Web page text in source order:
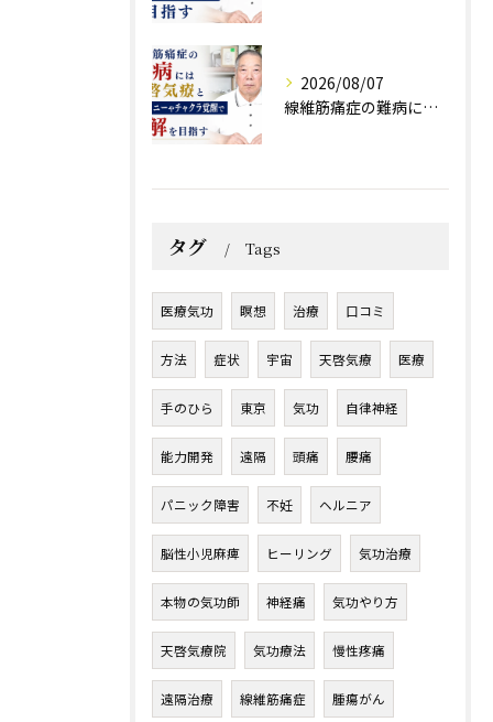
2026/08/07
線維筋痛症の難病には天啓気療とクンダリニーやチャクラ覚醒で寛解を目指す
タグ Tags
医療気功 瞑想 治療 口コミ
方法 症状 宇宙 天啓気療 医療
手のひら 東京 気功 自律神経
能力開発 遠隔 頭痛 腰痛
パニック障害 不妊 ヘルニア
脳性小児麻痺 ヒーリング 気功治療
本物の気功師 神経痛 気功やり方
天啓気療院 気功療法 慢性疼痛
遠隔治療 線維筋痛症 腫瘍がん